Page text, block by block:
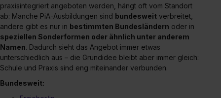
praxisintegriert angeboten werden, hängt oft vom Standort
ab: Manche PiA-Ausbildungen sind bundesweit verbreitet,
andere gibt es nur in bestimmten Bundesländern oder in
speziellen Sonderformen oder ähnlich unter anderem
Namen. Dadurch sieht das Angebot immer etwas
unterschiedlich aus – die Grundidee bleibt aber immer gleich:
Schule und Praxis sind eng miteinander verbunden.
Bundesweit: